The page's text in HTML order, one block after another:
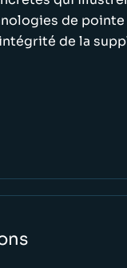
de
de la